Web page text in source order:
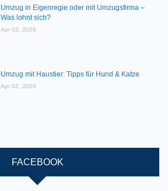
Umzug in Eigenregie oder mit Umzugsfirma –
Was lohnt sich?
Apr 02, 2026
Umzug mit Haustier: Tipps für Hund & Katze
Apr 02, 2026
FACEBOOK